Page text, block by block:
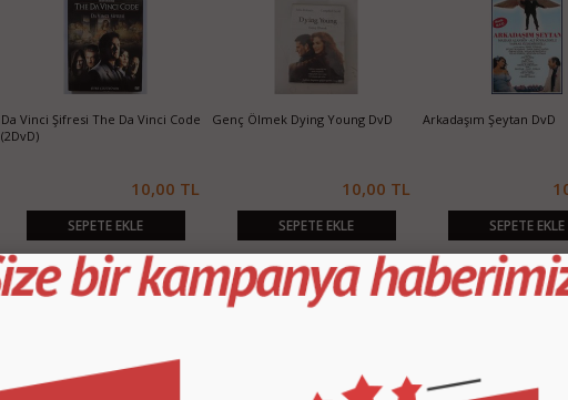
Da Vinci Şifresi The Da Vinci Code
(2DvD)
10,00 TL
SEPETE EKLE
Genç Ölmek Dying Young DvD
10,00 TL
SEPETE EKLE
Arkadaşım Şeytan DvD
SEPETE EKLE